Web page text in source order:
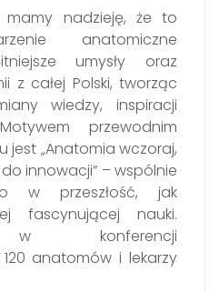
mamy nadzieję, że to
anatomiczne
umysły oraz
z całej Polski, tworząc
wiedzy, inspiracji
przewodnim
„Anatomia wczoraj,
innowacji” – wspólnie
w przeszłość, jak
fascynującej nauki.
w konferencji
anatomów i lekarzy